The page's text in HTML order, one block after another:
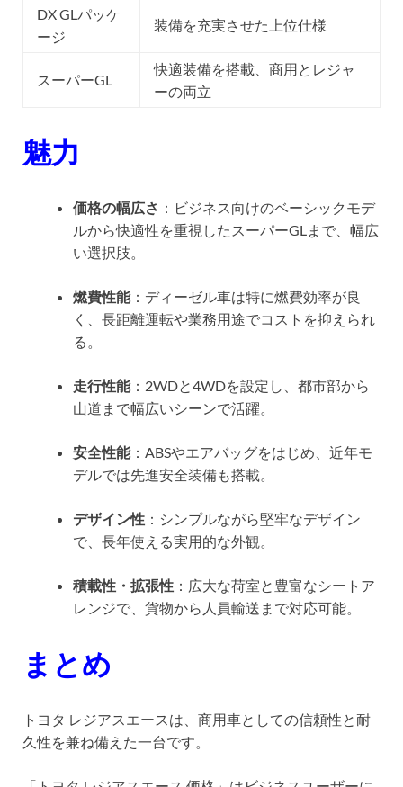
DX GLパッケ
ージ
装備を充実させた上位仕様
スーパーGL
快適装備を搭載、商用とレジャ
ーの両立
魅力
価格の幅広さ ：ビジネス向けのベーシックモデ
ルから快適性を重視したスーパーGLまで、幅広
い選択肢。
燃費性能：ディーゼル車は特に燃費効率が良
く、長距離運転や業務用途でコストを抑えられ
る。
走行性能：2WDと4WDを設定し、都市部から
山道まで幅広いシーンで活躍。
安全性能：ABSやエアバッグをはじめ、近年モ
デルでは先進安全装備も搭載。
デザイン性 ：シンプルながら堅牢なデザイン
で、長年使える実用的な外観。
積載性・拡張性 ：広大な荷室と豊富なシートア
レンジで、貨物から人員輸送まで対応可能。
まとめ
トヨタ レジアスエースは、商用車としての信頼性と耐
久性を兼ね備えた一台です。